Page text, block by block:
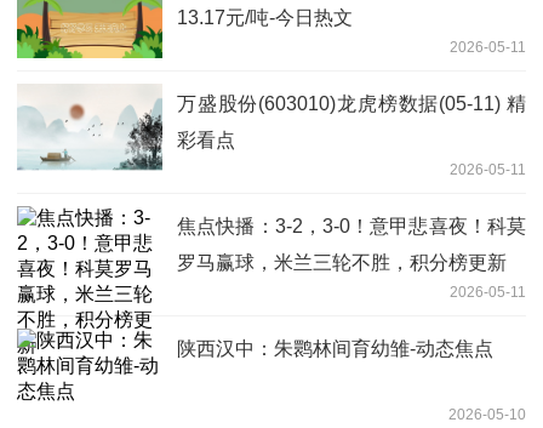
13.17元/吨-今日热文
2026-05-11
万盛股份(603010)龙虎榜数据(05-11) 精
彩看点
2026-05-11
焦点快播：3-2，3-0！意甲悲喜夜！科莫
罗马赢球，米兰三轮不胜，积分榜更新
2026-05-11
陕西汉中：朱鹮林间育幼雏-动态焦点
2026-05-10